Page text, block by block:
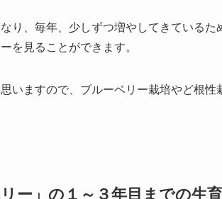
り、毎年、少しずつ増やしてきているた
を見ることができます。
いますので、ブルーベリー栽培やど根性
ー」の１～３年目までの生育